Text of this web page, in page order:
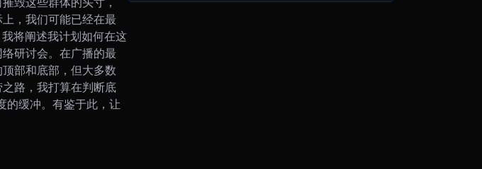
，我们可能已经在最
将阐述我计划如何在这
研讨会。在广播的最
部和底部，但大多数
路，我打算在判断底
缓冲。 有鉴于此，让